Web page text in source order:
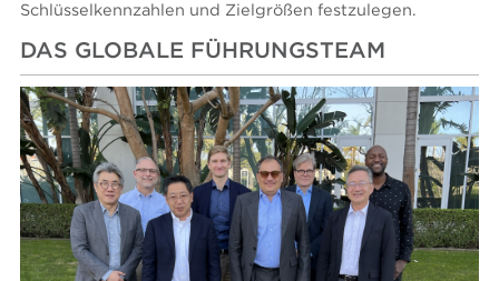
Schlüsselkennzahlen und Zielgrößen festzulegen.
DAS GLOBALE FÜHRUNGSTEAM